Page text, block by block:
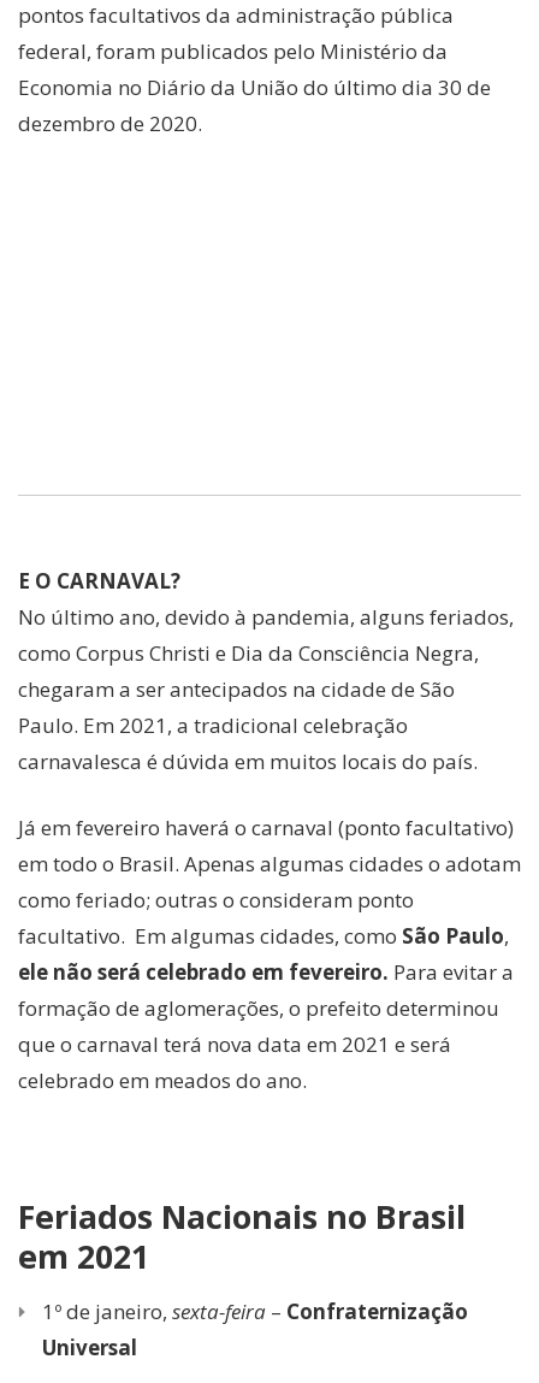
pontos facultativos da administração pública
federal, foram publicados pelo Ministério da
Economia no Diário da União do último dia 30 de
dezembro de 2020.
E O CARNAVAL?
No último ano, devido à pandemia, alguns feriados,
como Corpus Christi e Dia da Consciência Negra,
chegaram a ser antecipados na cidade de São
Paulo. Em 2021, a tradicional celebração
carnavalesca é dúvida em muitos locais do país.
Já em fevereiro haverá o carnaval (ponto facultativo)
em todo o Brasil. Apenas algumas cidades o adotam
como feriado; outras o consideram ponto
facultativo. Em algumas cidades, como São Paulo,
ele não será celebrado em fevereiro. Para evitar a
formação de aglomerações, o prefeito determinou
que o carnaval terá nova data em 2021 e será
celebrado em meados do ano.
Feriados Nacionais no Brasil
em 2021
1º de janeiro, sexta-feira – Confraternização
Universal